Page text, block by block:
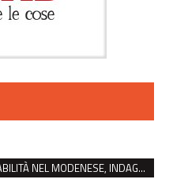
BULLISMO SU STUDENTE CON DISABILITÀ NEL MODENESE, INDAGATI DUE RAGAZZI DI 16 ANNI